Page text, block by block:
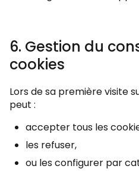
6. Gestion du
cookies
Lors de sa première visite
peut :
accepter tous les
les refuser,
ou les configurer par